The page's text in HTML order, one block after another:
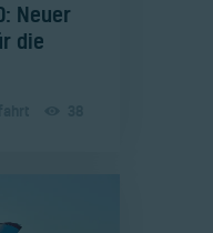
Neuer
die